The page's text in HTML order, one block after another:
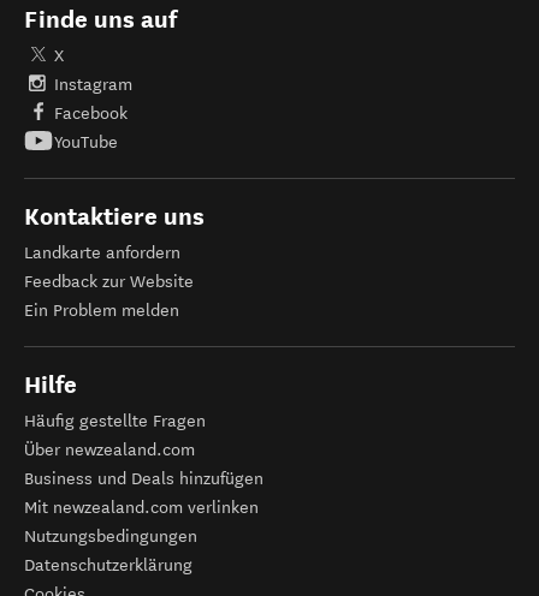
Finde uns auf
X
Instagram
Facebook
YouTube
Kontaktiere uns
Landkarte anfordern
Feedback zur Website
Ein Problem melden
Hilfe
Häufig gestellte Fragen
Über newzealand.com
Business und Deals hinzufügen
Mit newzealand.com verlinken
Nutzungsbedingungen
Datenschutzerklärung